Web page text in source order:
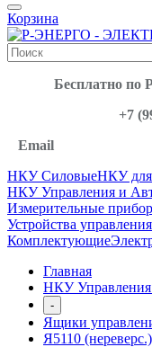
Корзина
Бесплатно по
+7 (991)
НКУ СиловыеНКУ
НКУ Управления и
Измерительные
Устройства управления
Комплектующие
Главная
НКУ
-
Ящики
Я5110 (нереверс.)